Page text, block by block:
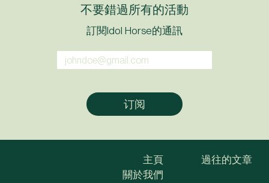
不要錯過所有的活動
訂閱Idol Horse的通訊
主頁
關於我們
過往的文章